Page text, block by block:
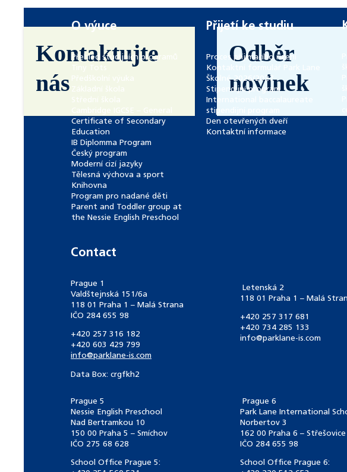
Kontaktujte
nás
Odběr
novinek
O výuce
Přehled studijních programů
Tiny Tots
Předškolní výuka
Základní škola
Střední škola
Cambridge IGCSE – General
Certificate of Secondary
Education
IB Diplomma Program
Český program
Moderní cizí jazyky
Tělesná výchova a sport
Knihovna
Program pro nadané děti
Parent and Toddler group at
the Nessie English Preschool
Přijetí ke studiu
Proces příjímacího řízení
Kontaktní formulář Park Lane
Školné 2026/2027
Stipendijní program
International baccalaureate
stipendijní program
Den otevřených dveří
Kontaktní informace
Contact
Prague 1
Valdštejnská 151/6a
118 01 Praha 1 – Malá Strana
IČO 284 655 98
+420 257 316 182
+420 603 429 799
info@parklane-is.com
Data Box: crgfkh2
Letenská 2
118 01 Praha 1 – Malá
+420 257 317 681
+420 734 285 133
info@parklane-is.com
Prague 5
Nessie English Preschool
Nad Bertramkou 10
150 00 Praha 5 – Smíchov
IČO 275 68 628
School Office Prague 5:
Prague 6
Park Lane International
Norbertov 3
162 00 Praha 6 – Střešovice
IČO 284 655 98
School Office Prague 6: